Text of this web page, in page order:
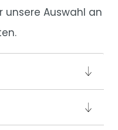
unsere Auswahl an